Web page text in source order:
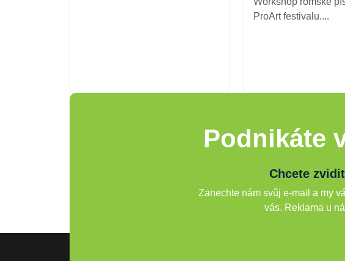
ProArt festivalu....
Podnikáte
Chcete
Zanechte nám svůj e-mail a my
vás. Reklama u